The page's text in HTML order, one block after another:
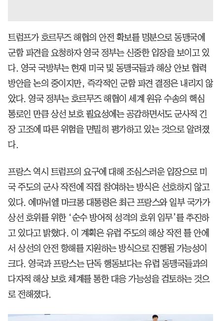
트럼프가 호르무즈 해협의 안전 확보를 명분으로 동맹국에
군함 파견을 요청하자 영국 정부는 신중한 입장을 보이고 있
다. 영국 국방부는 현재 미국 및 동맹국들과 해상 안보 협력
방안을 논의 중이지만, 즉각적인 군함 파견 결정은 내리지 않
았다. 영국 정부는 호르무즈 해협이 세계 원유 수송의 핵심
통로인 만큼 상선 보호 필요성에는 공감하면서도 군사적 긴
장 고조에 따른 위험을 면밀히 평가하고 있는 것으로 알려졌
다.
프랑스 역시 트럼프의 요구에 대해 조심스러운 입장으로 미
국 주도의 군사 작전에 직접 참여하는 방식은 선호하지 않고
있다. 에마뉘엘 마크롱 대통령은 최근 프랑스와 일부 국가가
상선 호위를 위한 ‘순수 방어적 성격의 호위 임무’를 추진하
고 있다고 밝혔다. 이 계획은 유럽 주도의 해상 작전 틀 안에
서 상선의 안전 항해를 지원하는 방식으로 진행될 가능성이
크다. 영국과 프랑스는 단독 행동보다는 유럽 동맹국들과의
다자적 해상 보호 체계를 통한 대응 가능성을 검토하는 것으
로 전해졌다.